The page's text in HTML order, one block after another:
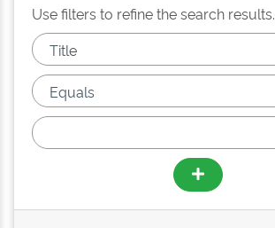
Use filters to refine the search results.